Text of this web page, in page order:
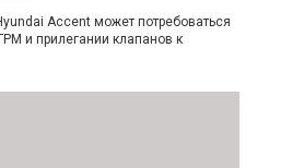
Accent может потребоваться
и прилегании клапанов к